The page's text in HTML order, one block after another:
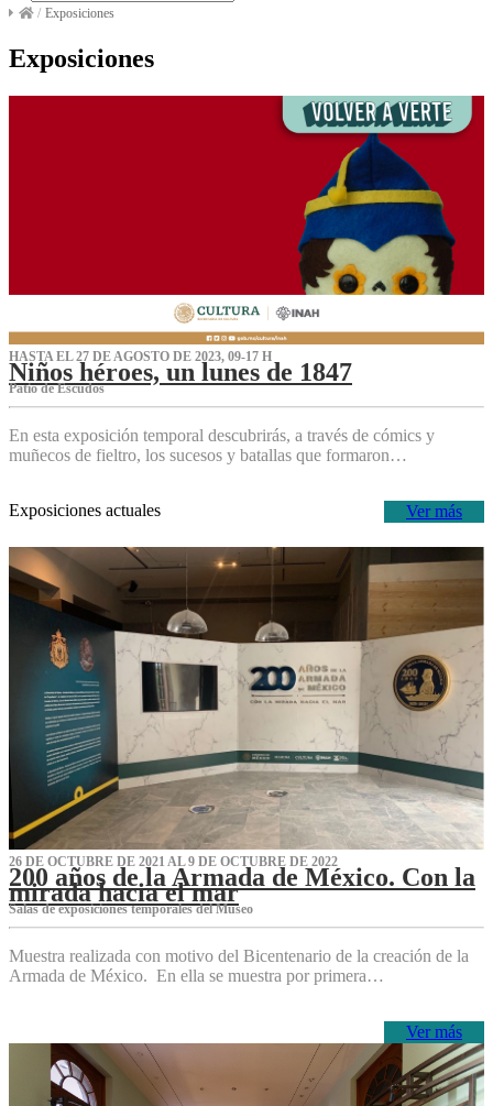
/ Exposiciones
Exposiciones
HASTA EL 27 DE AGOSTO DE 2023, 09-17 H
Niños héroes, un lunes de 1847
Patio de Escudos
En esta exposición temporal descubrirás, a través de cómics y
muñecos de fieltro, los sucesos y batallas que formaron…
Ver más
Exposiciones actuales
26 DE OCTUBRE DE 2021 AL 9 DE OCTUBRE DE 2022
200 años de la Armada de México. Con la
mirada hacia el mar
Salas de exposiciones temporales del Museo‌
Muestra realizada con motivo del Bicentenario de la creación de la
Armada de México. En ella se muestra por primera…
Ver más